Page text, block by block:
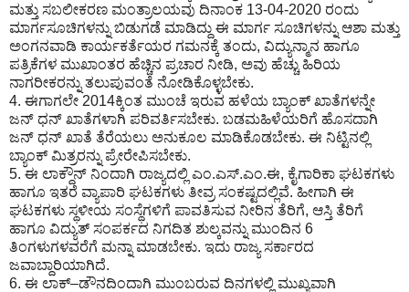
ಮತ್ತು ಸಬಲೀಕರಣ ಮಂತ್ರಾಲಯವು ದಿನಾಂಕ 13-04-2020 ರಂದು
ಮಾರ್ಗಸೂಚಿಗಳನ್ನು ಬಿಡುಗಡೆ ಮಾಡಿದ್ದು ಈ ಮಾರ್ಗ ಸೂಚಿಗಳನ್ನು ಆಶಾ ಮತ್ತು
ಅಂಗನವಾಡಿ ಕಾರ್ಯಕರ್ತೆಯರ ಗಮನಕ್ಕೆ ತಂದು, ವಿದ್ಯುನ್ಮಾನ ಹಾಗೂ
ಪತ್ರಿಕೆಗಳ ಮುಖಾಂತರ ಹೆಚ್ಚಿನ ಪ್ರಚಾರ ನೀಡಿ, ಅವು ಹೆಚ್ಚು ಹಿರಿಯ
ನಾಗರೀಕರನ್ನು ತಲುಪುವಂತೆ ನೋಡಿಕೊಳ್ಳಬೇಕು.
4. ಈಗಾಗಲೇ 2014ಕ್ಕಿಂತ ಮುಂಚೆ ಇರುವ ಹಳೆಯ ಬ್ಯಾಂಕ್ ಖಾತೆಗಳನ್ನೇ
ಜನ್ ಧನ್ ಖಾತೆಗಳಾಗಿ ಪರಿವರ್ತಿಸಬೇಕು. ಬಡಮಹಿಳೆಯರಿಗೆ ಹೊಸದಾಗಿ
ಜನ್ ಧನ್ ಖಾತೆ ತೆರೆಯಲು ಅನುಕೂಲ ಮಾಡಿಕೊಡಬೇಕು. ಈ ನಿಟ್ಟಿನಲ್ಲಿ
ಬ್ಯಾಂಕ್ ಮಿತ್ರರನ್ನು ಪ್ರೇರೇಪಿಸಬೇಕು.
5. ಈ ಲಾಕ್ದೌನ್ ನಿಂದಾಗಿ ರಾಜ್ಯದಲ್ಲಿ ಎಂ.ಎಸ್.ಎಂ.ಈ, ಕೈಗಾರಿಕಾ ಘಟಕಗಳು
ಹಾಗೂ ಇತರೆ ವ್ಯಾಪಾರಿ ಘಟಕಗಳು ತೀವ್ರ ಸಂಕಷ್ಟದಲ್ಲಿವೆ. ಹೀಗಾಗಿ ಈ
ಘಟಕಗಳು ಸ್ಥಳೀಯ ಸಂಸ್ಥೆಗಳಿಗೆ ಪಾವತಿಸುವ ನೀರಿನ ತೆರಿಗೆ, ಆಸ್ತಿ ತೆರಿಗೆ
ಹಾಗೂ ವಿದ್ಯುತ್ ಸಂಪರ್ಕದ ನಿಗದಿತ ಶುಲ್ಕವನ್ನು ಮುಂದಿನ 6
ತಿಂಗಳುಗಳವರೆಗೆ ಮನ್ನಾ ಮಾಡಬೇಕು. ಇದು ರಾಜ್ಯ ಸರ್ಕಾರದ
ಜವಾಬ್ದಾರಿಯಾಗಿದೆ.
6. ಈ ಲಾಕ್–ಡೌನದಿಂದಾಗಿ ಮುಂಬರುವ ದಿನಗಳಲ್ಲಿ ಮುಖ್ಯವಾಗಿ